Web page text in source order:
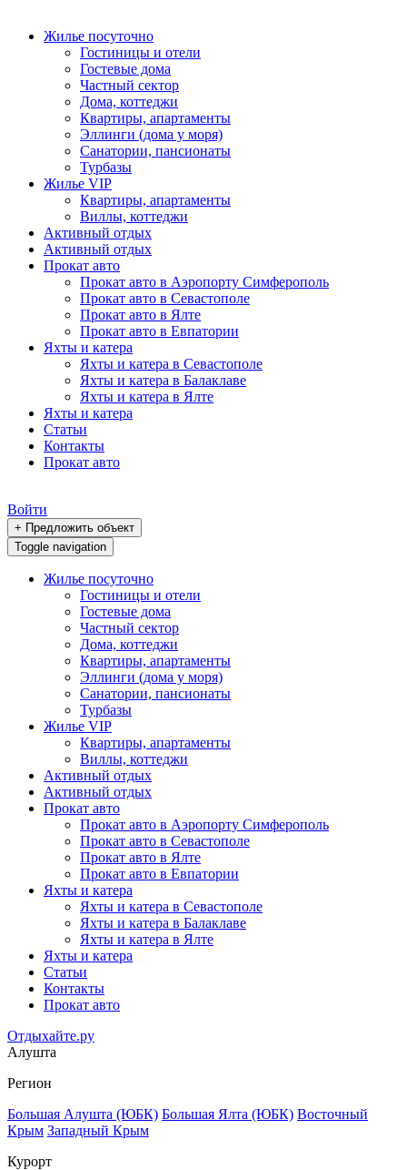
Жилье посуточно
Гостиницы и отели
Гостевые дома
Частный сектор
Дома, коттеджи
Квартиры, апартаменты
Эллинги (дома у моря)
Санатории, пансионаты
Турбазы
Жилье VIP
Квартиры, апартаменты
Виллы, коттеджи
Активный отдых
Активный отдых
Прокат авто
Прокат авто в Аэропорту Симферополь
Прокат авто в Севастополе
Прокат авто в Ялте
Прокат авто в Евпатории
Яхты и катера
Яхты и катера в Севастополе
Яхты и катера в Балаклаве
Яхты и катера в Ялте
Яхты и катера
Статьи
Контакты
Прокат авто
Войти
+ Предложить объект
Toggle navigation
Жилье посуточно
Гостиницы и отели
Гостевые дома
Частный сектор
Дома, коттеджи
Квартиры, апартаменты
Эллинги (дома у моря)
Санатории, пансионаты
Турбазы
Жилье VIP
Квартиры, апартаменты
Виллы, коттеджи
Активный отдых
Активный отдых
Прокат авто
Прокат авто в Аэропорту Симферополь
Прокат авто в Севастополе
Прокат авто в Ялте
Прокат авто в Евпатории
Яхты и катера
Яхты и катера в Севастополе
Яхты и катера в Балаклаве
Яхты и катера в Ялте
Яхты и катера
Статьи
Контакты
Прокат авто
Отдыхайте.ру
Алушта
Регион
Большая Алушта (ЮБК) Большая Ялта (ЮБК) Восточный
Крым Западный Крым
Курорт